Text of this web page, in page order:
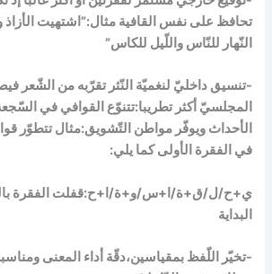
تحافظ على نفس القافية مثال:”اشتهيت الأزاذ
النّهار للنّاس واللّيل للكاس”
-تنسيق داخليّ لنغميّة النّثر تقرّبه من الشّعر
المجلسيّ أكثر تطريبا:تتنوّع القوافي في
الأحداث ويوفّر مواطن التّشويق:مثال تتطوّر
في الفقرة الأولى كما يلي:
ي+ح/ل/ق+ة/ا+س/و+ة/ا+ح:قفلت الفقرة
البداية
-تخيّر اللّفظ بمقياسين،دقّة أداء المعنى